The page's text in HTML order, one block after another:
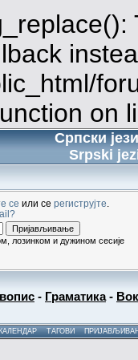
on
Српски
Srpski
се или се региструјте
лозинком и дужином сесије
- Граматика-
ТАГОВИ